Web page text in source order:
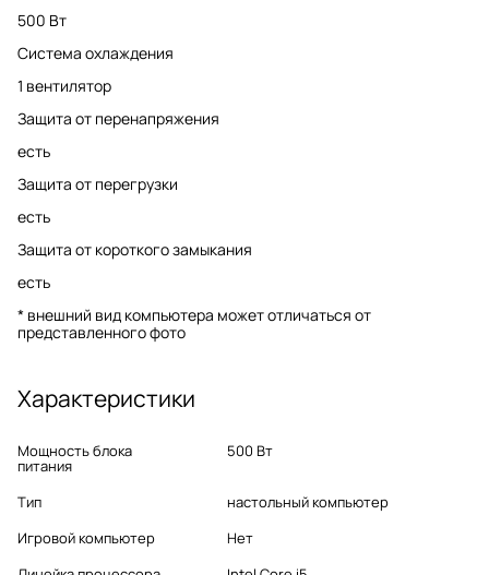
500 Вт
Система охлаждения
1 вентилятор
Защита от перенапряжения
есть
Защита от перегрузки
есть
Защита от короткого замыкания
есть
* внешний вид компьютера может отличаться от
представленного фото
Характеристики
Мощность блока
питания
500 Вт
Тип
настольный компьютер
Игровой компьютер
Нет